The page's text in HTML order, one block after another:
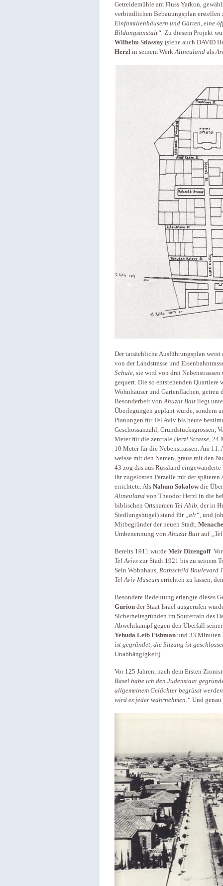
Getreidemühle am Fluss Yarkon,
verbindlichen Bebauungsplan erstellen
Einfamilienhäusern und Gärten, eine
Bildungsanstalt“. Zu diesem Projekt
Wilhelm Stiassny (siehe auch DAVID
Herzl in seinem WerkAltneuland als
Der tatsächliche Ausführungsplan
von der Landstrasse und
Schule, sie wird von drei
gequert. Die so entstehenden
Wohnhäuser und Gartenflächen, getreu
Besonderheit vonAhuzat Bait liegt
Überlegungen geplant wurde, sondern
Planungen für Tel Aviv bis heute
Geschossanzahl, Grundstücksgrössen,
Meter für die zentrale Herzl Strasse, 24
10 Meter für die Nebenstrassen. Am
weisse mit den Namen, graue mit den
43 zog das aus Russland
ihr zugelosten Parzelle mit der späteren
errichtete. Als Nahum Sokolowdie
Altneuland von Theodor Herzl in die
biblischen Ortsnamen Tel Abib, der in
Siedlungshügel) stand für „alt“, und
Mitbegründer der neuen Stadt,
Umbenennung vonAhuzat Bait auf
Bereits 1911 wurde Meir Dizengoff
Tel Avivs zur Stadt 1921 bis zu seinem
Sein Wohnhaus, Rothschild Boulevard
Tel Aviv Museum errichten zu lassen,
Besondere Bedeutung erlangte dieses
Gurion der Staat Israel ausgerufen
Sicherheitsgründen im Souterrain des
Abwehrkampf gegen den Überfall
Yehuda Leib Fishman und 33 Minuten
ist gegründet, die Sitzung ist
Unabhängigkeit).
Vor 125 Jahren, nach dem Ersten
Basel habe ich den Judenstaat
allgemeinem Gelächter begrüsst
wird es jeder wahrnehmen.“ Und genau